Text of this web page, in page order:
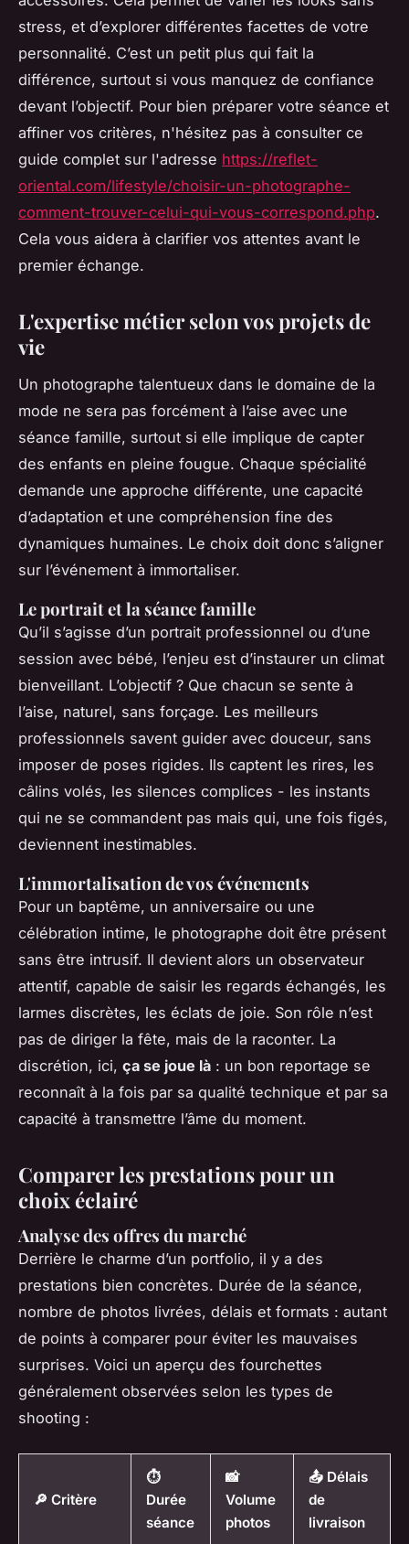
stress, et d’explorer différentes facettes de votre
personnalité. C’est un petit plus qui fait la
différence, surtout si vous manquez de confiance
devant l’objectif. Pour bien préparer votre séance et
affiner vos critères, n'hésitez pas à consulter ce
guide complet sur l'adresse https://reflet-
oriental.com/lifestyle/choisir-un-photographe-
comment-trouver-celui-qui-vous-correspond.php.
Cela vous aidera à clarifier vos attentes avant le
premier échange.
L'expertise métier selon vos projets de
vie
Un photographe talentueux dans le domaine de la
mode ne sera pas forcément à l’aise avec une
séance famille, surtout si elle implique de capter
des enfants en pleine fougue. Chaque spécialité
demande une approche différente, une capacité
d’adaptation et une compréhension fine des
dynamiques humaines. Le choix doit donc s’aligner
sur l’événement à immortaliser.
Le portrait et la séance famille
Qu’il s’agisse d’un portrait professionnel ou d’une
session avec bébé, l’enjeu est d’instaurer un climat
bienveillant. L’objectif ? Que chacun se sente à
l’aise, naturel, sans forçage. Les meilleurs
professionnels savent guider avec douceur, sans
imposer de poses rigides. Ils captent les rires, les
câlins volés, les silences complices - les instants
qui ne se commandent pas mais qui, une fois figés,
deviennent inestimables.
L'immortalisation de vos événements
Pour un baptême, un anniversaire ou une
célébration intime, le photographe doit être présent
sans être intrusif. Il devient alors un observateur
attentif, capable de saisir les regards échangés, les
larmes discrètes, les éclats de joie. Son rôle n’est
pas de diriger la fête, mais de la raconter. La
discrétion, ici, ça se joue là : un bon reportage se
reconnaît à la fois par sa qualité technique et par sa
capacité à transmettre l’âme du moment.
Comparer les prestations pour un
choix éclairé
Analyse des offres du marché
Derrière le charme d’un portfolio, il y a des
prestations bien concrètes. Durée de la séance,
nombre de photos livrées, délais et formats : autant
de points à comparer pour éviter les mauvaises
surprises. Voici un aperçu des fourchettes
généralement observées selon les types de
shooting :
🔎 Critère
⏱️
Durée
séance
📸
Volume
photos
📤 Délais
de
livraison